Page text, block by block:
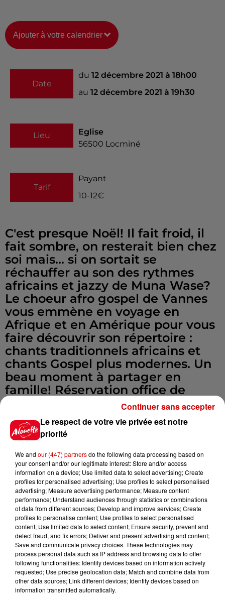
Ajouter à votre calendrier
Date
du 12 décembre 2021 à 18h00
au 12 décembre 2021 à 19h30
Lieu
Eglise
56500 Locminé
Tarif
Payant
10-12€
C'est presque Noël! Il fait froid, il
fait sombre, on resterait bien chez
soi mais... si on sortait se
réchauffer au son des rythmes
africains et jazzy de Muna Wase?
Le choeur afro gospel de Vannes
vous emmène en voyage en
Afrique et en Amérique pour vous
faire découvrir son répertoire :
chants traditionnels africains et
chants Gospel plus modernes. Un
beau moment à partager en
famille! Réservation office de
tourisme de Locminé
Voir plus
Un homme décède après une
noyade dans le Finistère
14h48
Vendre un chiot en animalerie
peut coûter très cher
14h03
Invasion de physalies sur des
Le respect de votre vie privée est notre
priorité
We and our (447) partnersdo the following data processing based on
your consent and/or our legitimate interest: Store and/or access
information on a device; Use limited data to select advertising; Create
profiles for personalised advertising; Use profiles to select personalised
advertising; Measure advertising performance; Measure content
performance; Understand audiences through statistics or combinations
of data from different sources; Develop and improve services; Create
profiles to personalise content; Use profiles to select personalised
content; Use limited data to select content; Ensure security, prevent and
detect fraud, and fix errors; Deliver and present advertising and content;
Save and communicate privacy choices. These technologies may
process personal data such as IP address and browsing data to offer
following functionalities: Identify devices based on information actively
requested; Use precise geolocation data; Match and combine data from
other data sources; Link different devices; Identify devices based on
information transmitted automatically.
Continuer sans accepter